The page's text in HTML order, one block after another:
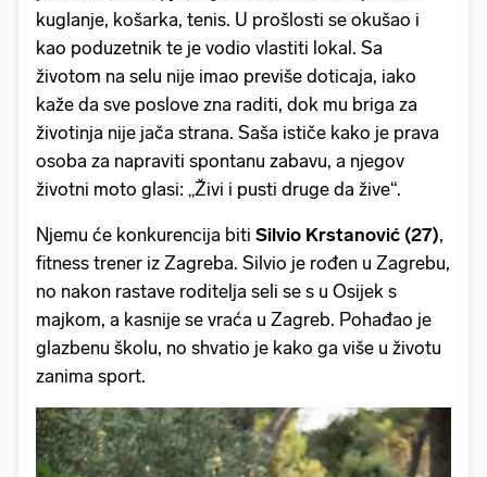
kuglanje, košarka, tenis. U prošlosti se okušao i
kao poduzetnik te je vodio vlastiti lokal. Sa
životom na selu nije imao previše doticaja, iako
kaže da sve poslove zna raditi, dok mu briga za
životinja nije jača strana. Saša ističe kako je prava
osoba za napraviti spontanu zabavu, a njegov
životni moto glasi: „Živi i pusti druge da žive“.
Njemu će konkurencija biti Silvio Krstanović (27),
fitness trener iz Zagreba. Silvio je rođen u Zagrebu,
no nakon rastave roditelja seli se s u Osijek s
majkom, a kasnije se vraća u Zagreb. Pohađao je
glazbenu školu, no shvatio je kako ga više u životu
zanima sport.